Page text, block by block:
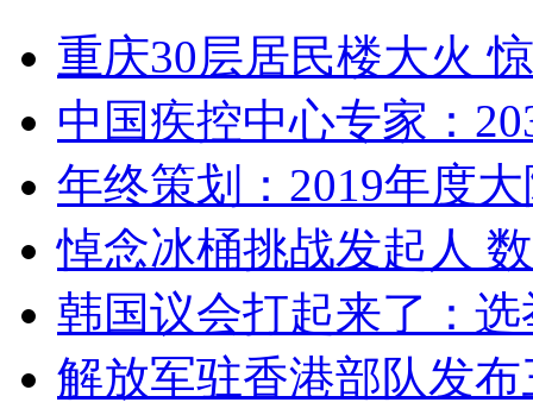
重庆30层居民楼大火
中国疾控中心专家：
年终策划：2019年度
悼念冰桶挑战发起人
韩国议会打起来了：
解放军驻香港部队发